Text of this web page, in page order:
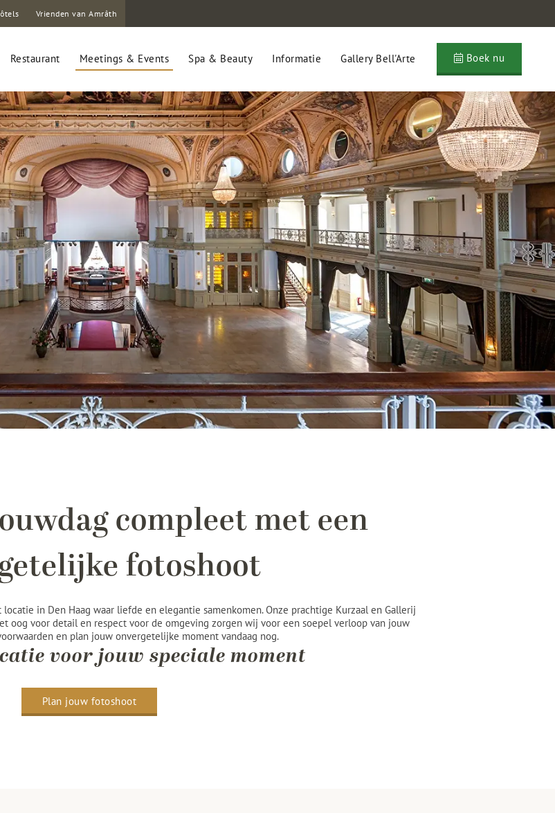
Vrienden van Amrâth
Boek nu
Restaurant Meetings & Events Spa & Beauty Informatie Gallery Bell'Arte
compleet met een
fotoshoot
in Den Haag waar liefde en elegantie samenkomen. Onze prachtige Kurzaal en Gallerij
oog voor detail en respect voor de omgeving zorgen wij voor een soepel verloop van jouw
en plan jouw onvergetelijke moment vandaag nog.
voor jouw speciale moment
Plan jouw fotoshoot